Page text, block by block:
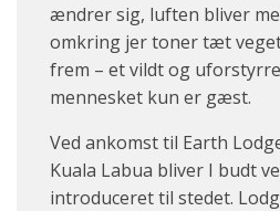
ændrer sig, luften bliver
omkring jer toner tæt
frem – et vildt og
mennesket kun er gæst.
Ved ankomst til Earth
Kuala Labua bliver I budt
introduceret til stedet.